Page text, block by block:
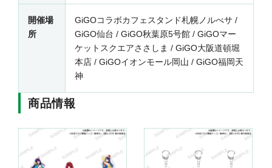
開催場
所
GiGOコラボカフェスタンド札幌ノルべサ /
GiGO仙台 / GiGO秋葉原5号館 / GiGOマー
ケットスクエアささしま / GiGO大阪道頓堀
本店 / GiGOイオンモール岡山 / GiGO福岡天
神
商品情報